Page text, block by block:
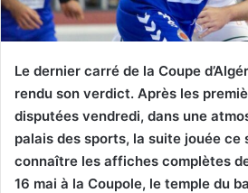
Le dernier carré de la Coupe
rendu son verdict. Après les
disputées vendredi, dans une
palais des sports, la suite jouée ce
connaître les affiches complètes
16 mai à la Coupole, le temple du